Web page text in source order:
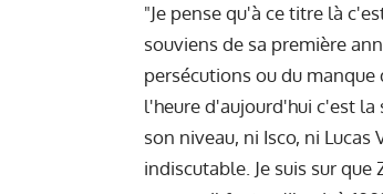
"Je pense qu'à ce titre là
souviens de sa première
persécutions ou du
l'heure d'aujourd'hui c'est la
son niveau, ni Isco, ni
indiscutable. Je suis sur